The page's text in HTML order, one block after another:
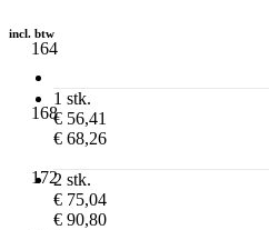
164
168
172
incl. btw
1 stk.
€ 56,41
€ 68,26
2 stk.
€ 75,04
€ 90,80